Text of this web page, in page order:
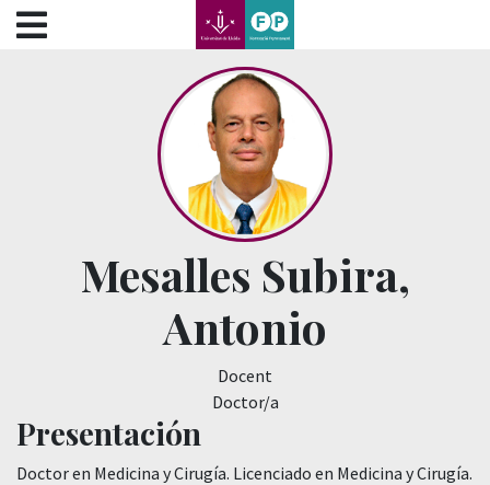
???label.access.jump.content???
???label.access.jump.header???
???label.access.jump.footer???
???label.access.jump.menu???
Mesalles Subira,
Antonio
Docent
Doctor/a
Presentación
Doctor en Medicina y Cirugía. Licenciado en Medicina y Cirugía.